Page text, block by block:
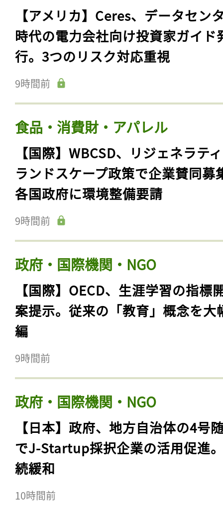
【アメリカ】Ceres、データセン
時代の電力会社向け投資家ガイド
行。3つのリスク対応重視
9時間前
食品・消費財・アパレル
【国際】WBCSD、リジェネラテ
ランドスケープ政策で企業賛同募
各国政府に環境整備要請
9時間前
政府・国際機関・NGO
【国際】OECD、生涯学習の指標
案提示。従来の「教育」概念を大
編
9時間前
政府・国際機関・NGO
【日本】政府、地方自治体の4号
でJ-Startup採択企業の活用促進
続緩和
10時間前